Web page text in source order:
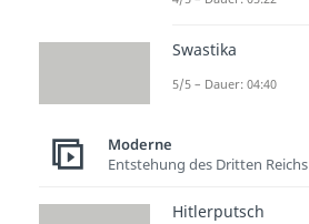
Swastika
5/5 – Dauer: 04:40
Moderne
Entstehung des Dritten Reichs
Hitlerputsch